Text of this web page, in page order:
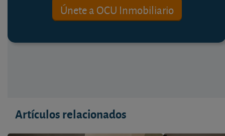
Únete a OCU Inmobiliario
Artículos relacionados